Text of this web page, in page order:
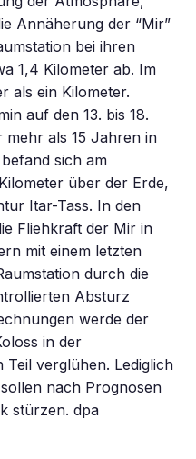
Annäherung der “Mir”
bei ihren
1,4 Kilometer ab. Im
als ein Kilometer.
auf den 13. bis 18.
als 15 Jahren in
sich am
über der Erde,
Itar-Tass. In den
Fliehkraft der Mir in
mit einem letzten
durch die
Absturz
werde der
in der
verglühen. Lediglich
nach Prognosen
stürzen. dpa